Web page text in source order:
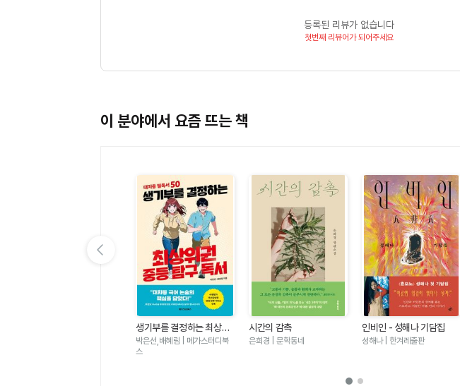
등록된 리뷰가 없습니다
첫번째 리뷰어가 되어주세요
이 분야에서 요즘 뜨는 책
생기부를 결정하는 최상위
권 중등 탐구 독서 - 대치동
필독서 50
박은선,배혜림 | 메가스터디북
스
시간의 감촉
은희경 | 문학동네
인비인 - 성해나 기담집
성해나 | 한겨레출판